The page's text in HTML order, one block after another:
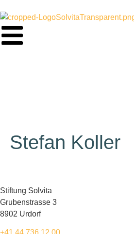
Stefan Koller
Stiftung Solvita
Grubenstrasse 3
8902 Urdorf